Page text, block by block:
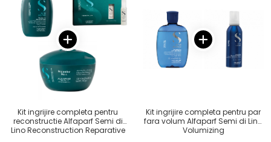
Kit ingrijire completa pentru
reconstructie Alfaparf Semi di
Lino Reconstruction Reparative
Kit ingrijire completa pentru par
fara volum Alfaparf Semi di Lino
Volumizing